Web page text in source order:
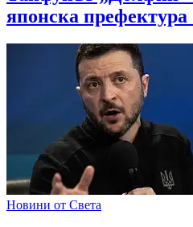
японска
Новини от Света